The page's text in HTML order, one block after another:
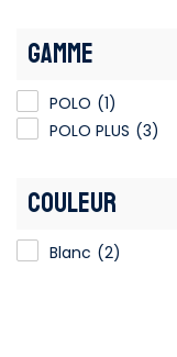
GAMME
POLO (1)
POLO PLUS (3)
COULEUR
Blanc (2)